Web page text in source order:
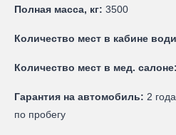
Полная масса, кг: 3500
Количество мест в кабине
Количество мест в мед. салоне:
Гарантия на автомобиль: 2
по пробегу